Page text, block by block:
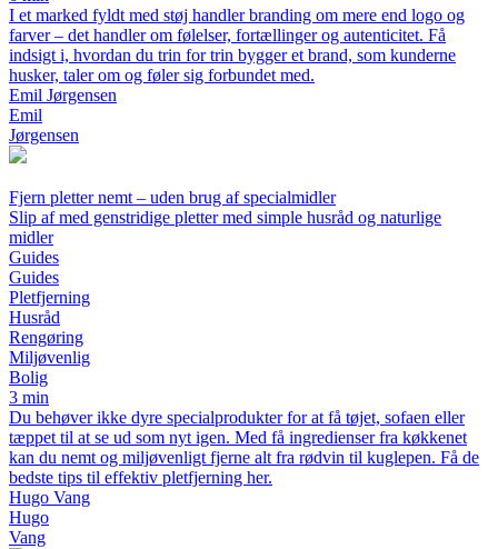
I et marked fyldt med støj handler branding om mere end logo og
farver – det handler om følelser, fortællinger og autenticitet. Få
indsigt i, hvordan du trin for trin bygger et brand, som kunderne
husker, taler om og føler sig forbundet med.
Emil Jørgensen
Emil
Jørgensen
Fjern pletter nemt – uden brug af specialmidler
Slip af med genstridige pletter med simple husråd og naturlige
midler
Guides
Guides
Pletfjerning
Husråd
Rengøring
Miljøvenlig
Bolig
3 min
Du behøver ikke dyre specialprodukter for at få tøjet, sofaen eller
tæppet til at se ud som nyt igen. Med få ingredienser fra køkkenet
kan du nemt og miljøvenligt fjerne alt fra rødvin til kuglepen. Få de
bedste tips til effektiv pletfjerning her.
Hugo Vang
Hugo
Vang